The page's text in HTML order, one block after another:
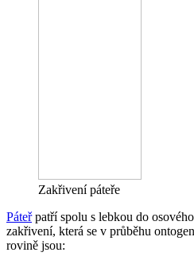
Zakřivení páteře
Páteřpatří spolu s lebkou do
zakřivení, která se v průběhu
rovině jsou: